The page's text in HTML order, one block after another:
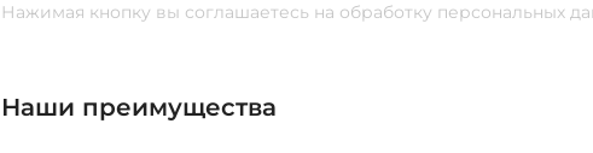
Нажимая кнопку вы соглашаетесь на обработку персональных
Наши преимущества